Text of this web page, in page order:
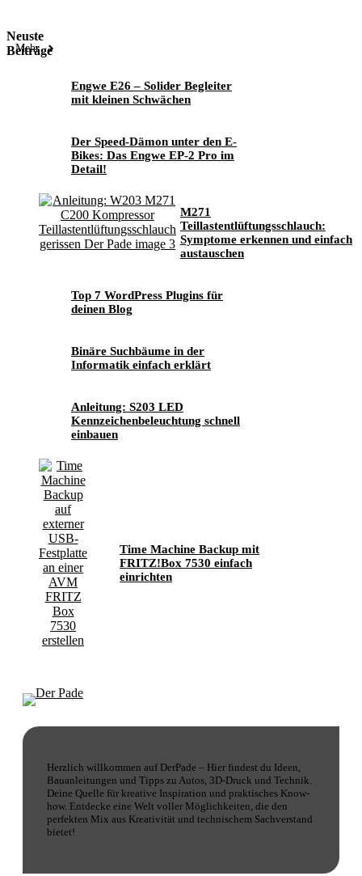
Neuste
Beiträge
Mehr
Engwe E26 – Solider Begleiter
mit kleinen Schwächen
Der Speed-Dämon unter den E-
Bikes: Das Engwe EP-2 Pro im
Detail!
M271
Teillastentlüftungsschlauch:
Symptome erkennen und einfach
austauschen
Top 7 WordPress Plugins für
deinen Blog
Binäre Suchbäume in der
Informatik einfach erklärt
Anleitung: S203 LED
Kennzeichenbeleuchtung schnell
einbauen
Time Machine Backup mit
FRITZ!Box 7530 einfach
einrichten
Herzlich willkommen auf DerPade – Hier findest du Ideen,
Bauanleitungen und Tipps zu Autos, 3D-Druck und Technik.
Deine Quelle für kreative Inspiration und praktisches Know-
how. Entdecke eine Welt voller Möglichkeiten, die den
perfekten Mix aus Kreativität und technischem Sachverstand
bietet!